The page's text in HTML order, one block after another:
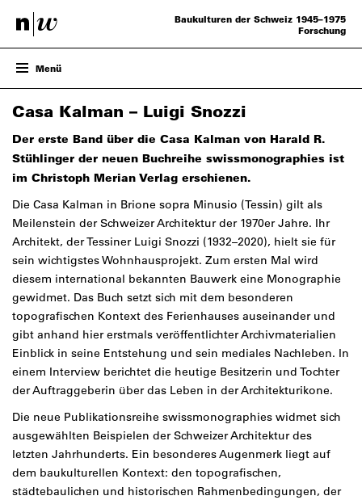
Baukulturen der Schweiz 1945–1975
Forschung
Menü
Projekt (D/F/I)
Forschung (D/F/I)
Casa Kalman – Luigi Snozzi
Der erste Band über die Casa Kalman von Harald R.
Stühlinger der neuen Buchreihe swissmonographies ist
im Christoph Merian Verlag erschienen.
Die Casa Kalman in Brione sopra Minusio (Tessin) gilt als
Meilenstein der Schweizer Architektur der 1970er Jahre. Ihr
Architekt, der Tessiner Luigi Snozzi (1932–2020), hielt sie für
sein wichtigstes Wohnhausprojekt. Zum ersten Mal wird
diesem international bekannten Bauwerk eine Monographie
gewidmet. Das Buch setzt sich mit dem besonderen
topografischen Kontext des Ferienhauses auseinander und
gibt anhand hier erstmals veröffentlichter Archivmaterialien
Einblick in seine Entstehung und sein mediales Nachleben. In
einem Interview berichtet die heutige Besitzerin und Tochter
der Auftraggeberin über das Leben in der Architekturikone.
Die neue Publikationsreihe swissmonographies widmet sich
ausgewählten Beispielen der Schweizer Architektur des
letzten Jahrhunderts. Ein besonderes Augenmerk liegt auf
dem baukulturellen Kontext: den topografischen,
städtebaulichen und historischen Rahmenbedingungen, der